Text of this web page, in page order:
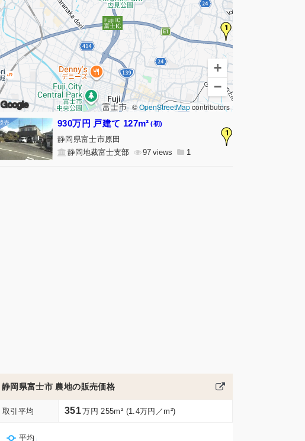
1
Google
+
−
©OpenStreetMapcontributors
1
930万円 戸建て 127m² (初)
静岡県富士市原田
静岡地裁富士支部
97 1
静岡県富士市 農地の販売価格
取引平均 351万円 255m² (1.4万円／m²)
平均